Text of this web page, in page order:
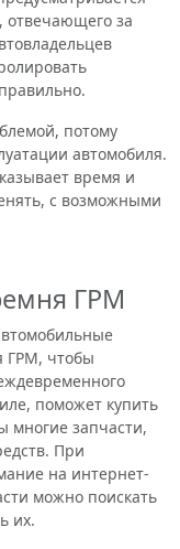
отвечающего за
потому
автомобиля.
время и
с возможными
ГРМ
ГРМ, чтобы
поможет купить
многие запчасти,
При
на интернет-
можно поискать
их.